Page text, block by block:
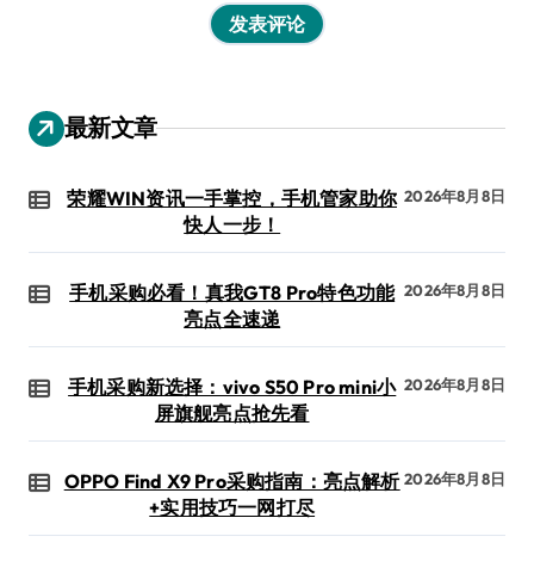
最新文章
荣耀WIN资讯一手掌控，手机管家助你
快人一步！
2026年8月8日
手机采购必看！真我GT8 Pro特色功能
亮点全速递
2026年8月8日
手机采购新选择：vivo S50 Pro mini小
屏旗舰亮点抢先看
2026年8月8日
OPPO Find X9 Pro采购指南：亮点解析
+实用技巧一网打尽
2026年8月8日